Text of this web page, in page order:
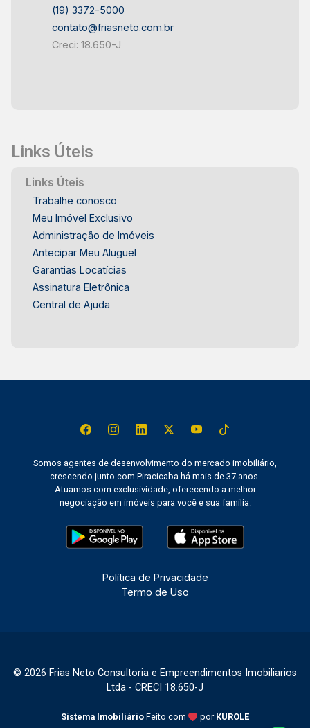
(19) 3372-5000
contato@friasneto.com.br
Creci: 18.650-J
Links Úteis
Links Úteis
Trabalhe conosco
Meu Imóvel Exclusivo
Administração de Imóveis
Antecipar Meu Aluguel
Garantias Locatícias
Assinatura Eletrônica
Central de Ajuda
Somos agentes de desenvolvimento do mercado imobiliário,
crescendo junto com Piracicaba há mais de 37 anos.
Atuamos com exclusividade, oferecendo a melhor
negociação em imóveis para você e sua família.
Política de Privacidade
Termo de Uso
© 2026 Frias Neto Consultoria e Empreendimentos Imobiliarios
Ltda - CRECI 18.650-J
Sistema Imobiliário Feito com por KUROLE